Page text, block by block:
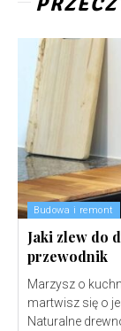
Budowa i remont
Jaki zlew do
przewodnik
Marzysz o
martwisz się o
Naturalne